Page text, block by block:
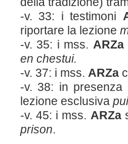
-v. 33: i testimoni
riportare la lezione
-v. 35: i mss. ARZa
en chestui.
-v. 37: i mss. ARZa
-v. 38: in
lezione esclusiva
-v. 45: i mss. ARZa
prison.